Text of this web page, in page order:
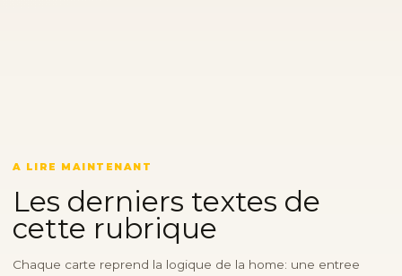
A LIRE MAINTENANT
Les derniers textes de
cette rubrique
Chaque carte reprend la logique de la home: une entree